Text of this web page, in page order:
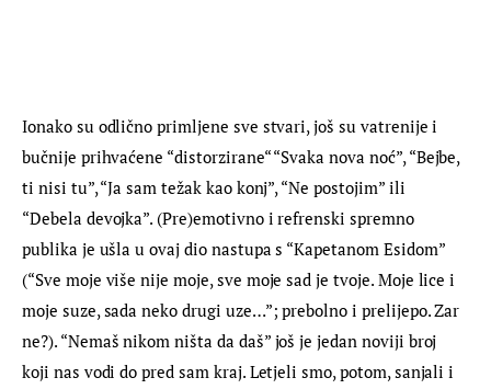
Ionako su odlično primljene sve stvari, još su vatrenije i
bučnije prihvaćene “distorzirane“ “Svaka nova noć”, “Bejbe,
ti nisi tu”, “Ja sam težak kao konj”, “Ne postojim” ili
“Debela devojka”. (Pre)emotivno i refrenski spremno
publika je ušla u ovaj dio nastupa s “Kapetanom Esidom”
(“Sve moje više nije moje, sve moje sad je tvoje. Moje lice i
moje suze, sada neko drugi uze…”; prebolno i prelijepo. Zar
ne?). “Nemaš nikom ništa da daš” još je jedan noviji broj
koji nas vodi do pred sam kraj. Letjeli smo, potom, sanjali i